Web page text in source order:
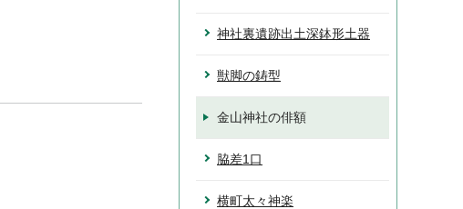
神社裏遺跡出土深鉢形土器
獣脚の鋳型
金山神社の俳額
脇差1口
横町太々神楽